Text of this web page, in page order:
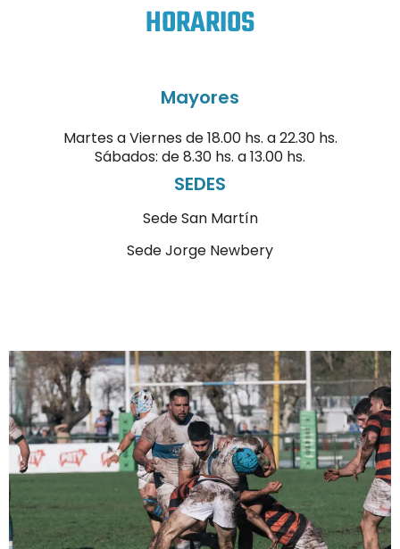
HORARIOS
Mayores
Martes a Viernes de 18.00 hs. a 22.30 hs.
Sábados: de 8.30 hs. a 13.00 hs.
SEDES
Sede San Martín
Sede Jorge Newbery